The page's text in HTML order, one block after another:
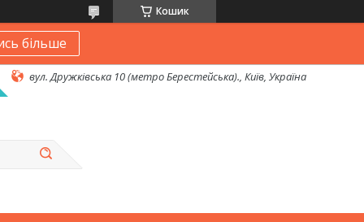
Кошик
більше
вул. Дружківська 10 (метро Берестейська)., Київ, Україна